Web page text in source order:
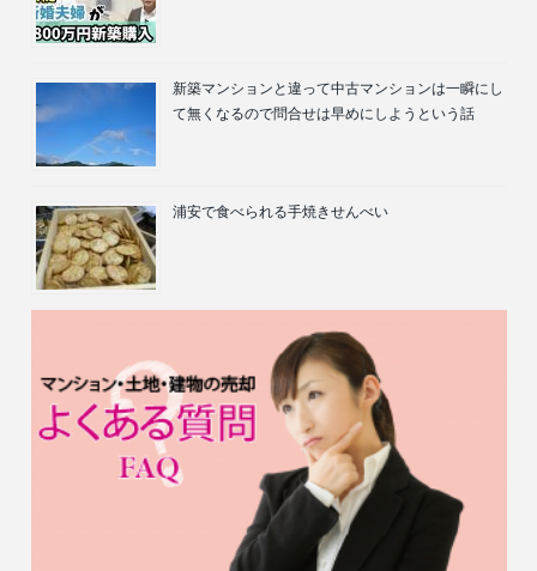
新築マンションと違って中古マンションは一瞬にし
て無くなるので問合せは早めにしようという話
浦安で食べられる手焼きせんべい